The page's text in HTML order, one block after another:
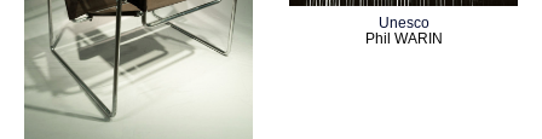
Unesco
Phil WARIN